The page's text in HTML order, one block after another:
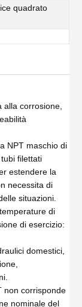
quadrato
alla corrosione,
NPT maschio di
filettati
estendere la
necessita di
situazioni.
di
di esercizio:
domestici,
non corrisponde
nominale del